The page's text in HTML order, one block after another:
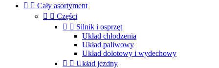
  Cały asortyment
  Części
  Silnik i osprzęt
Układ chłodzenia
Układ paliwowy
Układ dolotowy i wydechowy
  Układ jezdny